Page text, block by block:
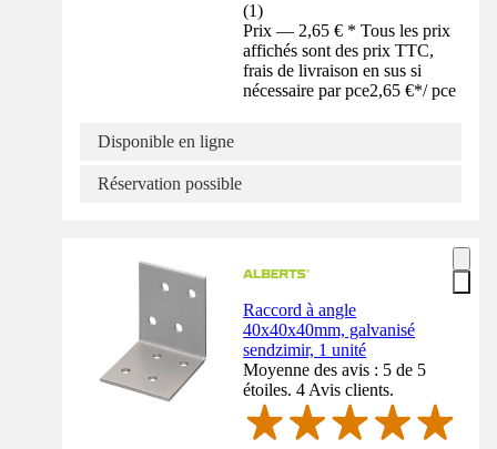
(1)
Prix — 2,65 € * Tous les prix
affichés sont des prix TTC,
frais de livraison en sus si
nécessaire par pce2,65 €*/ pce
Disponible en ligne
Réservation possible
Raccord à angle
40x40x40mm, galvanisé
sendzimir, 1 unité
Moyenne des avis : 5 de 5
étoiles. 4 Avis clients.